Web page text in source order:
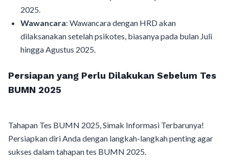
2025.
Wawancara: Wawancara dengan HRD akan
dilaksanakan setelah psikotes, biasanya pada bulan Juli
hingga Agustus 2025.
Persiapan yang Perlu Dilakukan Sebelum Tes
BUMN 2025
Tahapan Tes BUMN 2025, Simak Informasi Terbarunya!
Persiapkan diri Anda dengan langkah-langkah penting agar
sukses dalam tahapan tes BUMN 2025.